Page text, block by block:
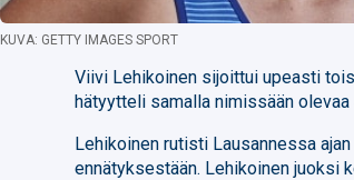
KUVA: GETTY IMAGES SPORT
Viivi Lehikoinen sijoittui upeasti
hätyytteli samalla nimissään
Lehikoinen rutisti Lausannessa
ennätyksestään. Lehikoinen juoksi